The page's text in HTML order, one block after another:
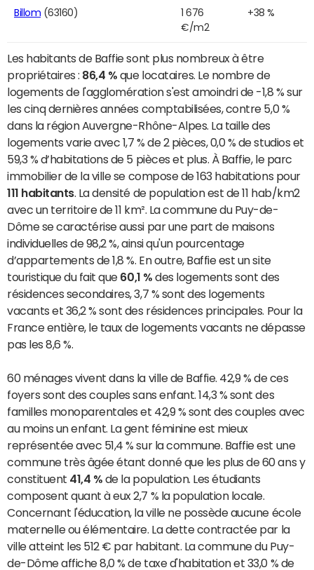
Billom (63160)
1 676
€/m2
+38 %
Les habitants de Baffie sont plus nombreux à être
propriétaires : 86,4 % que locataires. Le nombre de
logements de l'agglomération s'est amoindri de -1,8 % sur
les cinq dernières années comptabilisées, contre 5,0 %
dans la région Auvergne-Rhône-Alpes. La taille des
logements varie avec 1,7 % de 2 pièces, 0,0 % de studios et
59,3 % d’habitations de 5 pièces et plus. À Baffie, le parc
immobilier de la ville se compose de 163 habitations pour
111 habitants. La densité de population est de 11 hab/km2
avec un territoire de 11 km². La commune du Puy-de-
Dôme se caractérise aussi par une part de maisons
individuelles de 98,2 %, ainsi qu'un pourcentage
d’appartements de 1,8 %. En outre, Baffie est un site
touristique du fait que 60,1 % des logements sont des
résidences secondaires, 3,7 % sont des logements
vacants et 36,2 % sont des résidences principales. Pour la
France entière, le taux de logements vacants ne dépasse
pas les 8,6 %.
60 ménages vivent dans la ville de Baffie. 42,9 % de ces
foyers sont des couples sans enfant. 14,3 % sont des
familles monoparentales et 42,9 % sont des couples avec
au moins un enfant. La gent féminine est mieux
représentée avec 51,4 % sur la commune. Baffie est une
commune très âgée étant donné que les plus de 60 ans y
constituent 41,4 % de la population. Les étudiants
composent quant à eux 2,7 % la population locale.
Concernant l'éducation, la ville ne possède aucune école
maternelle ou élémentaire. La dette contractée par la
ville atteint les 512 € par habitant. La commune du Puy-
de-Dôme affiche 8,0 % de taxe d'habitation et 33,0 % de